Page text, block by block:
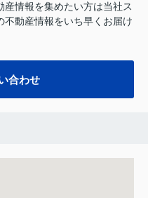
情報を集めたい方は当社ス
不動産情報をいち早くお届け
合わせ